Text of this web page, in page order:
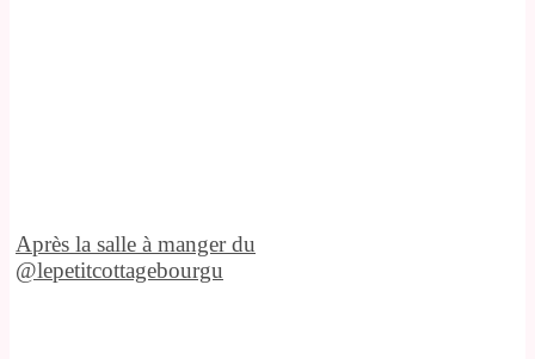
Après la salle à manger du
@lepetitcottagebourgu